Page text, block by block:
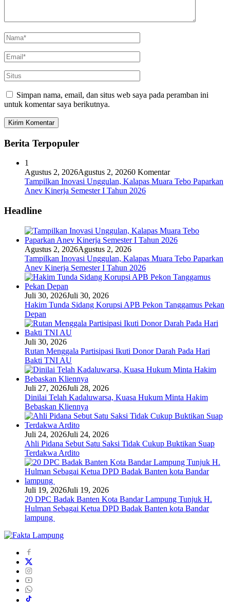
Simpan nama, email, dan situs web saya pada peramban ini
untuk komentar saya berikutnya.
Berita Terpopuler
1
Agustus 2, 2026Agustus 2, 20260 Komentar
Tampilkan Inovasi Unggulan, Kalapas Muara Tebo Paparkan
Anev Kinerja Semester I Tahun 2026
Headline
Agustus 2, 2026Agustus 2, 2026
Tampilkan Inovasi Unggulan, Kalapas Muara Tebo Paparkan
Anev Kinerja Semester I Tahun 2026
Juli 30, 2026Juli 30, 2026
Hakim Tunda Sidang Korupsi APB Pekon Tanggamus Pekan
Depan
Juli 30, 2026
Rutan Menggala Partisipasi Ikuti Donor Darah Pada Hari
Bakti TNI AU
Juli 27, 2026Juli 28, 2026
Dinilai Telah Kadaluwarsa, Kuasa Hukum Minta Hakim
Bebaskan Kliennya
Juli 24, 2026Juli 24, 2026
Ahli Pidana Sebut Satu Saksi Tidak Cukup Buktikan Suap
Terdakwa Ardito
Juli 19, 2026Juli 19, 2026
20 DPC Badak Banten Kota Bandar Lampung Tunjuk H.
Hulman Sebagai Ketua DPD Badak Banten kota Bandar
lampung